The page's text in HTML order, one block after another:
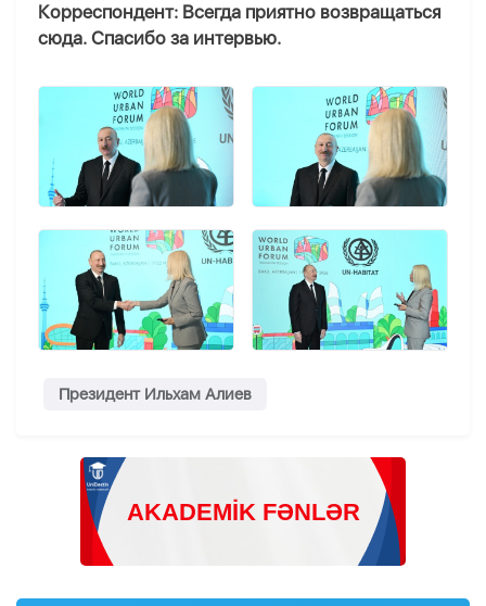
Корреспондент: Всегда приятно возвращаться
сюда. Спасибо за интервью.
Президент Ильхам Алиев